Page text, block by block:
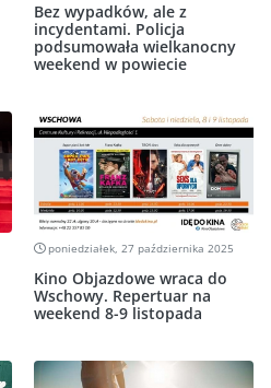
Bez wypadków, ale z
incydentami. Policja
podsumowała wielkanocny
weekend w powiecie
poniedziałek, 27 października 2025
Kino Objazdowe wraca do
Wschowy. Repertuar na
weekend 8-9 listopada